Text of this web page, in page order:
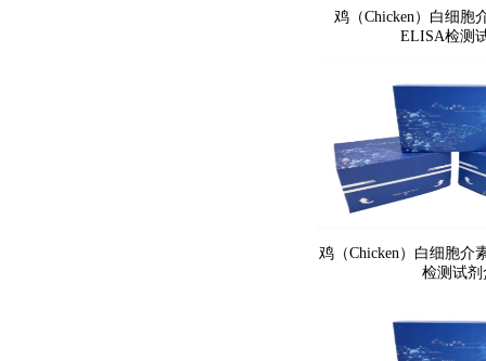
鸡（Chicken）白细胞
ELISA检测
鸡（Chicken）白细胞介
检测试剂